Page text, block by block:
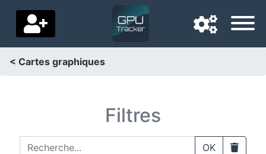
Accueil
< Cartes graphiques
Filtres
Recherche... OK Clear